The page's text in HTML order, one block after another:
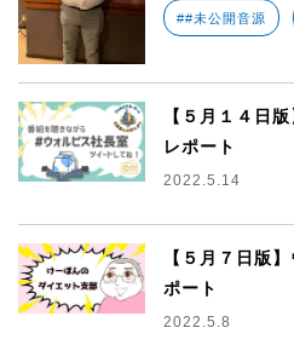
##未公開音源
【５月１４日
レポート
2022.5.14
【５月７日版
ポート
2022.5.8